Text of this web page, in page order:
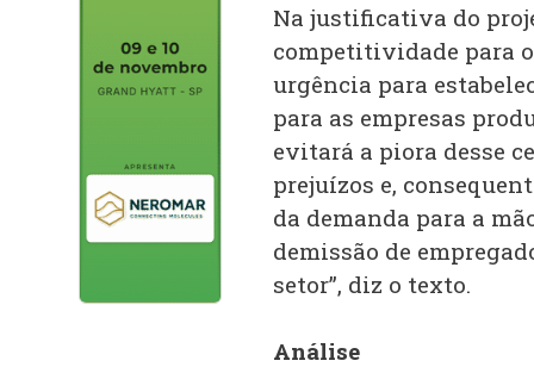
Na justificativa do
competitividade para
urgência para
para as empresas
evitará a piora desse
prejuízos e,
da demanda para a
demissão de
setor”, diz o texto.
Análise